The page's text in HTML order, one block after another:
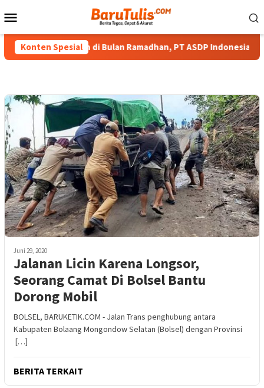
ke
Mobile
Konten Spesial
Berkah di Bulan Ramadhan, PT ASDP Indonesia Ferry
Juni 29, 2020
Jalanan Licin Karena Longsor,
Seorang Camat Di Bolsel Bantu
Dorong Mobil
BOLSEL, BARUKETIK.COM - Jalan Trans penghubung antara
Kabupaten Bolaang Mongondow Selatan (Bolsel) dengan Provinsi
[…]
BERITA TERKAIT